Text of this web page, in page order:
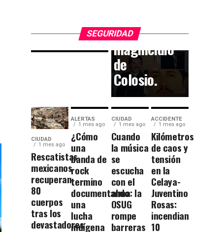
SEGURIDAD
Momias. en el
magnicidio
de
Colosio.
CIUDAD
1 mes ago
Rescatistas
mexicanos
recuperan
80
cuerpos
tras los
devastadores
ALERTAS
1 mes ago
¿Cómo
una
banda de
rock
termino
documentando
una
lucha
indígena
CIUDAD
1 mes ago
Cuando
la música
se
escucha
con el
alma: la
OSUG
rompe
barreras
ACCIDENTE
1 mes ago
Kilómetros
de caos y
tensión
en la
Celaya-
Juventino
Rosas:
incendian
10